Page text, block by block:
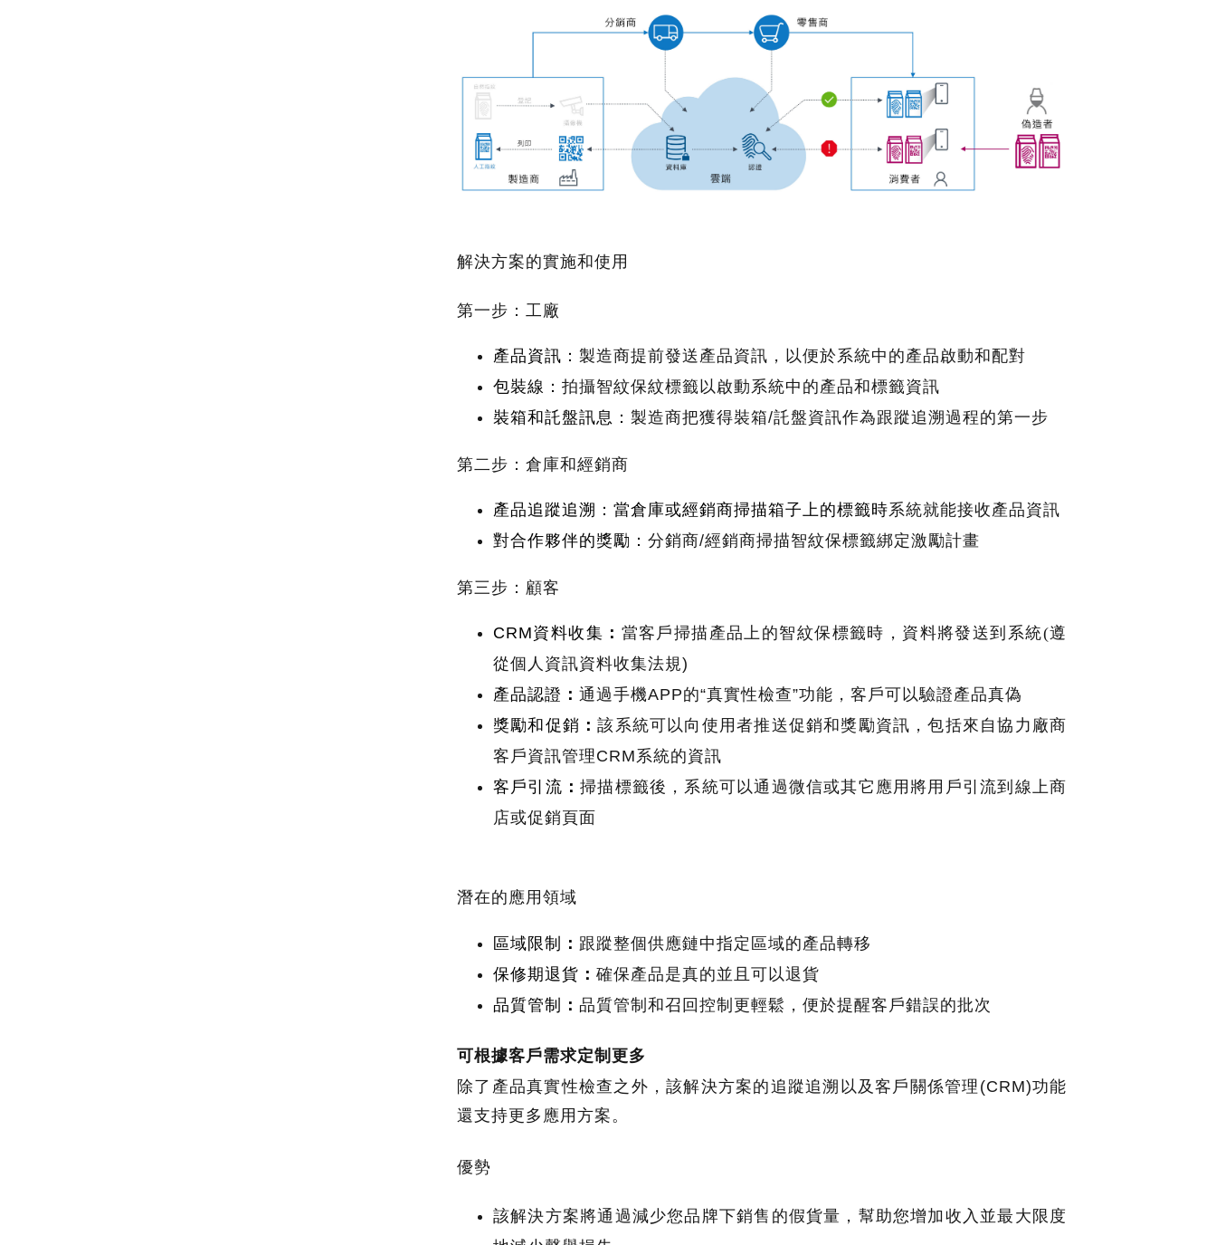
解決方案的實施和使用
第一步：工廠
產品資訊 ： 製造商提前發送產品資訊，以便於系統中的產品啟動和配對
包裝線 ： 拍攝智紋保紋標籤以啟動系統中的產品和標籤資訊
裝箱和託盤訊息 ： 製造商把獲得裝箱/託盤資訊作為跟蹤追溯過程的第一步
第二步：倉庫和經銷商
產品追蹤追溯 ： 當倉庫或經銷商掃描箱子上的標籤時系統就能接收產品資訊
對合作夥伴的獎勵 ： 分銷商/經銷商掃描智紋保標籤綁定激勵計畫
第三步：顧客
CRM資料收集 ： 當客戶掃描產品上的智紋保標籤時，資料將發送到系統(遵
從個人資訊資料收集法規)
產品認證 ： 通過手機APP的“真實性檢查”功能，客戶可以驗證產品真偽
獎勵和促銷 ：該系統可以向使用者推送促銷和獎勵資訊，包括來自協力廠商
客戶資訊管理CRM系統的資訊
客戶引流 ：掃描標籤後，系統可以通過微信或其它應用將用戶引流到線上商
店或促銷頁面
潛在的應用領域
區域限制 ： 跟蹤整個供應鏈中指定區域的產品轉移
保修期退貨 ： 確保產品是真的並且可以退貨
品質管制
： 品質管制和召回控制更輕鬆，便於提醒客戶錯誤的批次
可根據客戶需求定制更多
除了產品真實性檢查之外，該解決方案的追蹤追溯以及客戶關係管理(CRM)功能
還支持更多應用方案。
優勢
該解決方案將通過減少您品牌下銷售的假貨量，幫助您增加收入並最大限度